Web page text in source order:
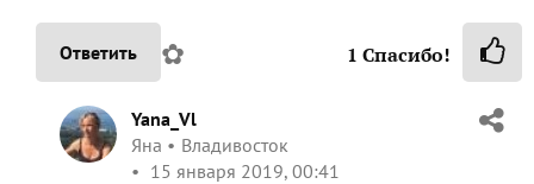
Ответить ✿ 1 Спасибо!
Yana_Vl
Яна
Владивосток
15 января 2019, 00:41